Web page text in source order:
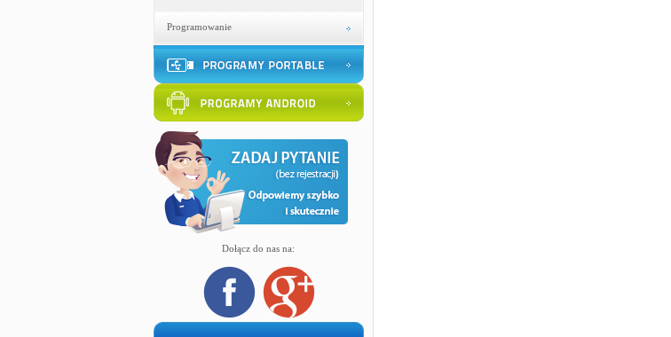
Programowanie
Dołącz do nas na: